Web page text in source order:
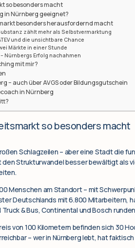
so besonders macht
in Nürnberg geeignet?
besonders herausfordernd macht
zählt mehr als Selbstvermarktung
und die unsichtbare Chance
Märkte in einer Stunde
Nürnbergs Erfolg nachahmen
mit mir?
– auch über AVGS oder Bildungsgutschein
in Nürnberg
so besonders macht
Schlagzeilen – aber eine Stadt die
den Strukturwandel besser bewältigt als
Menschen am Standort – mit
Deutschlands mit 6.800 Mitarbeitern,
& Bus, Continental und Bosch
von 100 Kilometern befinden sich 30
– wer in Nürnberg lebt, hat